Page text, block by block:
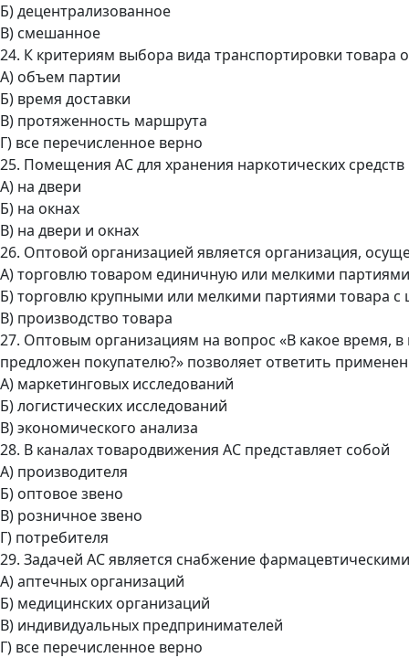
Б) децентрализованное
В) смешанное
24. К критериям выбора вида транспортировки товара
А) объем партии
Б) время доставки
В) протяженность маршрута
Г) все перечисленное верно
25. Помещения АС для хранения наркотических
А) на двери
Б) на окнах
В) на двери и окнах
26. Оптовой организацией является организация,
А) торговлю товаром единичную или мелкими
Б) торговлю крупными или мелкими партиями товара
В) производство товара
27. Оптовым организациям на вопрос «В какое время,
предложен покупателю?» позволяет ответить
А) маркетинговых исследований
Б) логистических исследований
В) экономического анализа
28. В каналах товародвижения АС представляет собой
А) производителя
Б) оптовое звено
В) розничное звено
Г) потребителя
29. Задачей АС является снабжение
А) аптечных организаций
Б) медицинских организаций
В) индивидуальных предпринимателей
Г) все перечисленное верно